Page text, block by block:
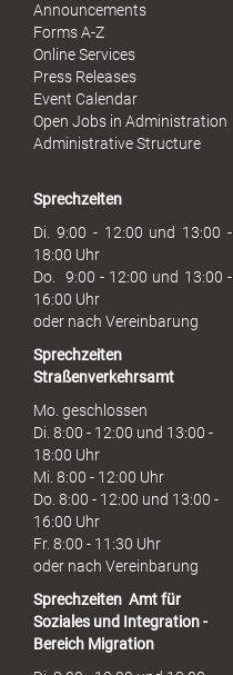
s
u
h
Announcements
Forms A-Z
Online Services
Press Releases
Event Calendar
Open Jobs in Administration
Administrative Structure
Sprechzeiten
Di. 9:00 - 12:00 und 13:00 -
18:00 Uhr
Do. 9:00 - 12:00 und 13:00 -
16:00 Uhr
oder nach Vereinbarung
Sprechzeiten
Straßenverkehrsamt
Mo. geschlossen
Di. 8:00 - 12:00 und 13:00 -
18:00 Uhr
Mi. 8:00 - 12:00 Uhr
Do. 8:00 - 12:00 und 13:00 -
16:00 Uhr
Fr. 8:00 - 11:30 Uhr
oder nach Vereinbarung
Sprechzeiten Amt für
Soziales und Integration -
Bereich Migration